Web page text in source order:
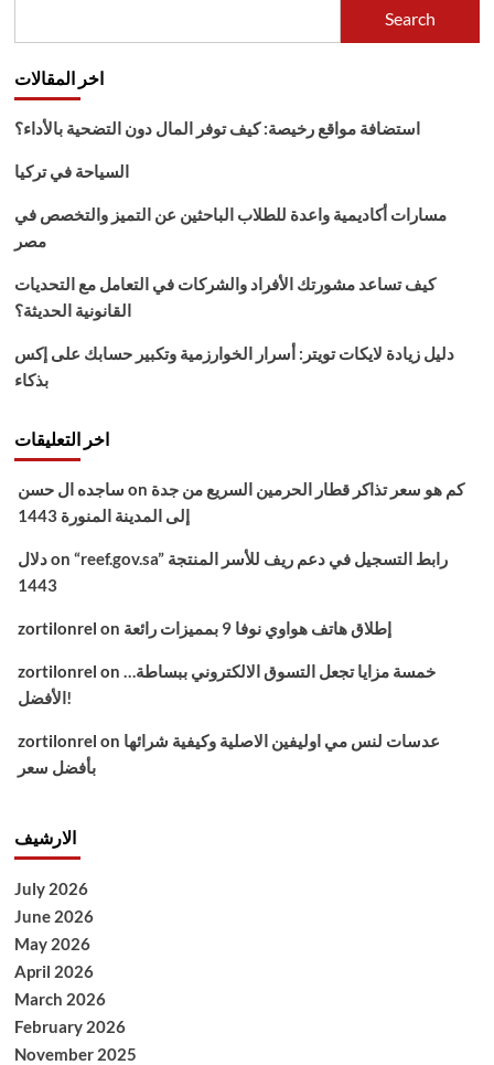
HD
نايل
الناقلة
قيامة
Search
اخر المقالات
استضافة مواقع رخيصة: كيف توفر المال دون التضحية بالأداء؟
السياحة في تركيا
مسارات أكاديمية واعدة للطلاب الباحثين عن التميز والتخصص في
مصر
كيف تساعد مشورتك الأفراد والشركات في التعامل مع التحديات
القانونية الحديثة؟
دليل زيادة لايكات تويتر: أسرار الخوارزمية وتكبير حسابك على إكس
بذكاء
اخر التعليقات
ساجده ال حسن on كم هو سعر تذاكر قطار الحرمين السريع من جدة
إلى المدينة المنورة 1443
دلالon “reef.gov.sa” رابط التسجيل في دعم ريف للأسر المنتجة
1443
zortilonrel on إطلاق هاتف هواوي نوفا 9 بمميزات رائعة
zortilonrel on خمسة مزايا تجعل التسوق الالكتروني ببساطة…
الأفضل!
zortilonrel on عدسات لنس مي اوليفين الاصلية وكيفية شرائها
بأفضل سعر
الارشيف
July 2026
June 2026
May 2026
April 2026
March 2026
February 2026
November 2025